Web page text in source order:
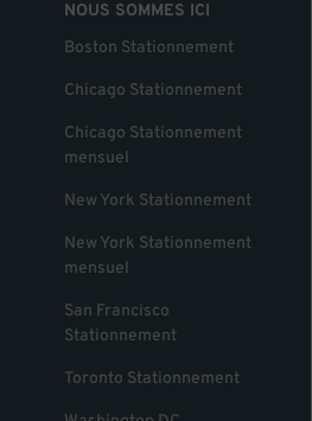
NOUS SOMMES ICI
Boston Stationnement
Chicago Stationnement
Chicago Stationnement
mensuel
New York Stationnement
New York Stationnement
mensuel
San Francisco
Stationnement
Toronto Stationnement